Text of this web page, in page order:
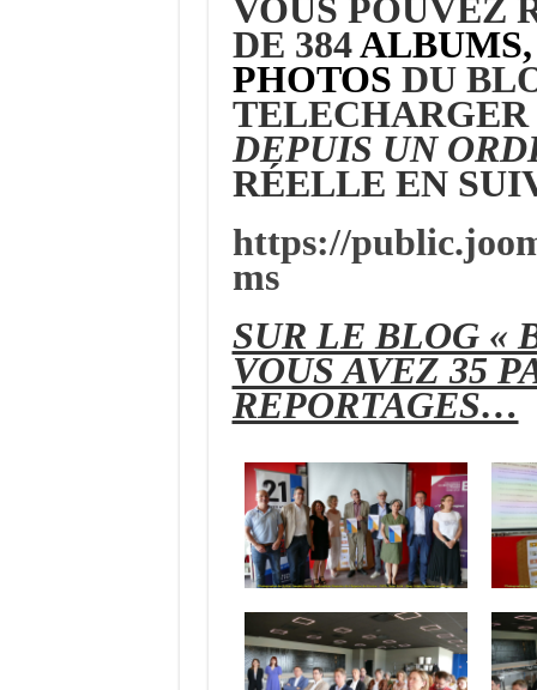
VOUS POUVEZ
DE 384ALBUMS,
PHOTOS DU
DEPUIS UN
RÉELLE EN
https://
ms
SUR LE BLOG «
VOUS AVEZ 35
REPORTAGES…